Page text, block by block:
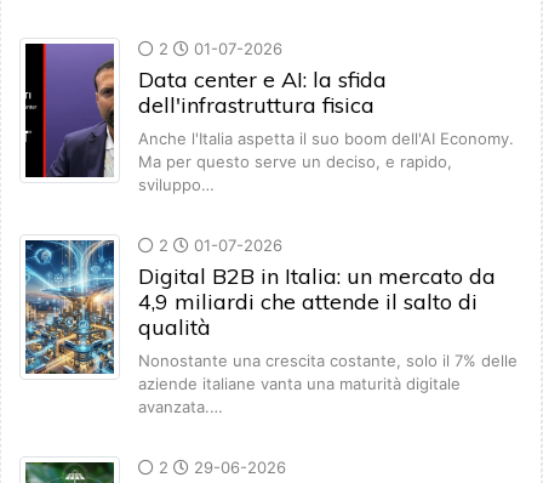
2 01-07-2026
Data center e AI: la sfida
dell'infrastruttura fisica
Anche l'Italia aspetta il suo boom dell'AI Economy.
Ma per questo serve un deciso, e rapido,
sviluppo…
2 01-07-2026
Digital B2B in Italia: un mercato da
4,9 miliardi che attende il salto di
qualità
Nonostante una crescita costante, solo il 7% delle
aziende italiane vanta una maturità digitale
avanzata.…
2 29-06-2026